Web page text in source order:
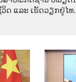
ວິດ ແລະ ເຮັດ​ວຽກ​ຢູ່​ໄທ.